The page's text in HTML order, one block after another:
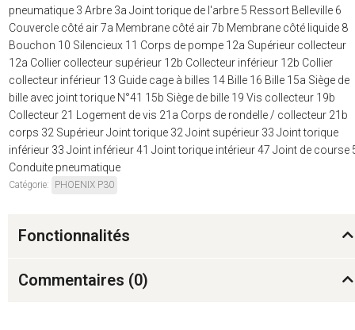
pneumatique 3 Arbre 3a Joint torique de l'arbre 5 Ressort Belleville 6
Couvercle côté air 7a Membrane côté air 7b Membrane côté liquide 8
Bouchon 10 Silencieux 11 Corps de pompe 12a Supérieur collecteur
12a Collier collecteur supérieur 12b Collecteur inférieur 12b Collier
collecteur inférieur 13 Guide cage à billes 14 Bille 16 Bille 15a Siège de
bille avec joint torique N°41 15b Siège de bille 19 Vis collecteur 19b
Collecteur 21 Logement de vis 21a Corps de rondelle / collecteur 21b
corps 32 Supérieur Joint torique 32 Joint supérieur 33 Joint torique
inférieur 33 Joint inférieur 41 Joint torique intérieur 47 Joint de course
Conduite pneumatique
Catégorie: PHOENIX P30
Fonctionnalités
Commentaires (0)